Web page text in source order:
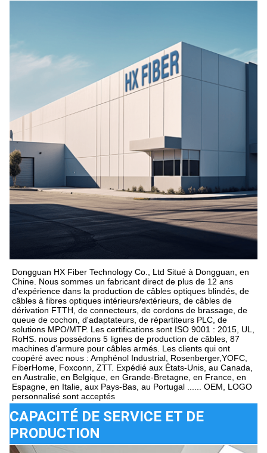
Dongguan HX Fiber Technology Co., Ltd Situé à Dongguan, en
Chine. Nous sommes un fabricant direct de plus de 12 ans
d'expérience dans la production de câbles optiques blindés, de
câbles à fibres optiques intérieurs/extérieurs, de câbles de
dérivation FTTH, de connecteurs, de cordons de brassage, de
queue de cochon, d'adaptateurs, de répartiteurs PLC, de
solutions MPO/MTP. Les certifications sont ISO 9001 : 2015, UL,
RoHS. nous possédons 5 lignes de production de câbles, 87
machines d'armure pour câbles armés. Les clients qui ont
coopéré avec nous : Amphénol Industrial, Rosenberger,YOFC,
FiberHome, Foxconn, ZTT. Expédié aux États-Unis, au Canada,
en Australie, en Belgique, en Grande-Bretagne, en France, en
Espagne, en Italie, aux Pays-Bas, au Portugal ...... OEM, LOGO
personnalisé sont acceptés
CAPACITÉ DE SERVICE ET DE
PRODUCTION